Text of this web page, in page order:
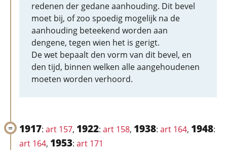
redenen der gedane aanhouding. Dit bevel
moet bij, of zoo spoedig mogelijk na de
aanhouding beteekend worden aan
dengene, tegen wien het is gerigt.
De wet bepaalt den vorm van dit bevel, en
den tijd, binnen welken alle aangehoudenen
moeten worden verhoord.
1917: art 157, 1922: art 158, 1938: art 164, 1948:
art 164, 1953: art 171